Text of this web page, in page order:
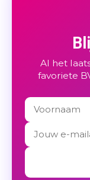
Al het
favoriete